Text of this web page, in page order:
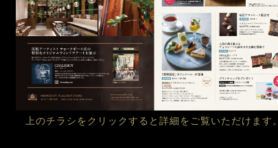
上のチラシをクリックすると 詳細をご覧いただけます。